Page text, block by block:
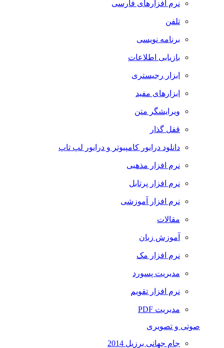
نرم افزارهای فارسی
تلفن
برنامه نویسی
بازیابی اطلاعات
ابزار رجیستری
ابزارهای مفید
ویرایشگر متن
قفل گذار
دانلود درایور کامپیوتر و درایور لپ تاپ
نرم افزار مذهبی
نرم افزار پرتابل
نرم افزار آموزشی
مقالات
آموزش زبان
نرم افزار مک
مدیریت پسورد
نرم افزار تقویم
مدیریت PDF
صوتی و تصویری
جام جهانی برزیل 2014